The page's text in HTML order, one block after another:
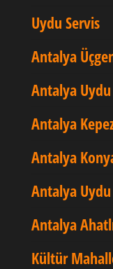
Uydu Servis
Antalya
Antalya
Antalya
Antalya
Antalya
Antalya
Kültür